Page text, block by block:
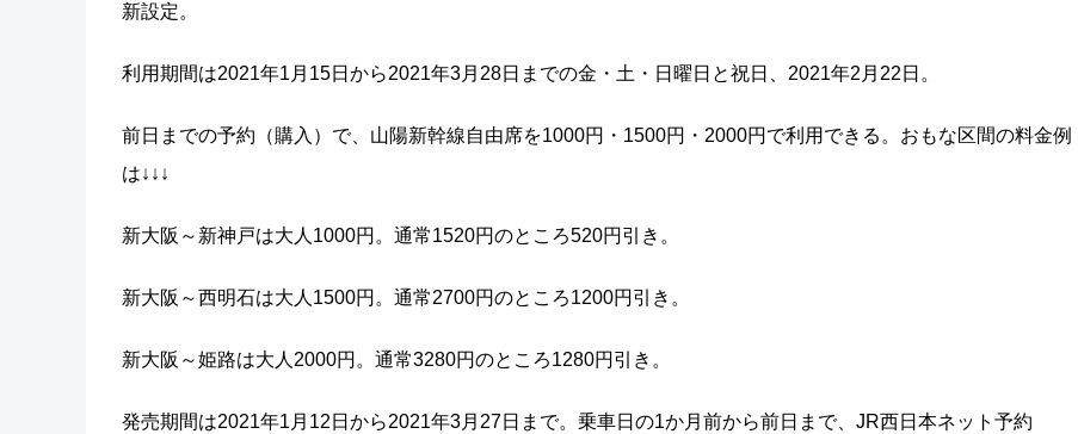
新設定。
利用期間は2021年1月15日から2021年3月28日までの金・土・日曜日と祝日、2021年2月22日。
前日までの予約（購入）で、山陽新幹線自由席を1000円・1500円・2000円で利用できる。おもな区間の料金例
は↓↓↓
新大阪～新神戸は大人1000円。通常1520円のところ520円引き。
新大阪～西明石は大人1500円。通常2700円のところ1200円引き。
新大阪～姫路は大人2000円。通常3280円のところ1280円引き。
発売期間は2021年1月12日から2021年3月27日まで。乗車日の1か月前から前日まで、JR西日本ネット予約